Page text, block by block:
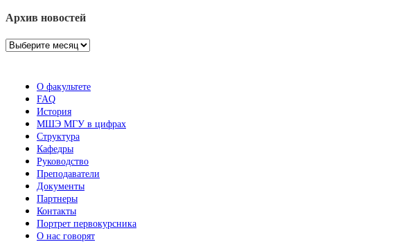
Архив новостей
Архив
О факультете
FAQ
История
МШЭ МГУ в цифрах
Структура
Кафедры
Руководство
Преподаватели
Документы
Партнеры
Контакты
Портрет первокурсника
О нас говорят